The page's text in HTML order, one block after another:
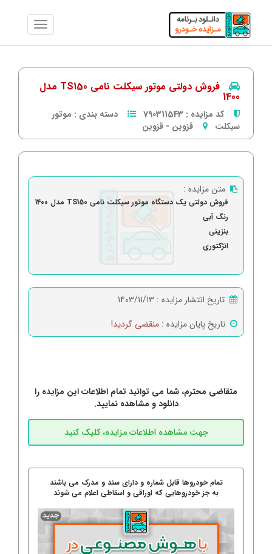
فروش دولتی موتور سیکلت نامی TS150 مدل
1400
کد مزایده : 790311543 دسته بندی : موتور
سیکلت
قزوین - قزوین
متن مزایده :
فروش دولتی یک دستگاه موتور سیکلت نامی TS150 مدل 1400
رنگ آبی
بنزینی
انژکتوری
تاریخ انتشار مزایده : 1403/11/13
تاریخ پایان مزایده : منقضی گردید!
متقاضی محترم، شما می توانید تمام اطلاعات این مزایده را
دانلود و مشاهده نمایید.
تمام خودروها قابل شماره و دارای سند و مدرک می باشند
به جز خودروهایی که اوراقی و اسقاطی اعلام می شوند